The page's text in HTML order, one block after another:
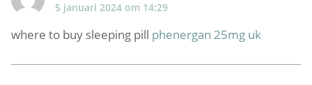
5 januari 2024 om 14:29
where to buy sleeping pill phenergan 25mg uk